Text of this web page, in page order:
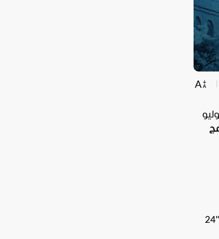
الدورة 45 من مهرجان صفاقس الدولي، في الفترة الممتدة من 18 يوليو
تنطلق أولى فقرات برنامج مهرجان صفاقس الدولي 2025 يوم 18 يوليو بعرض تونسي يحمل عنوان "24